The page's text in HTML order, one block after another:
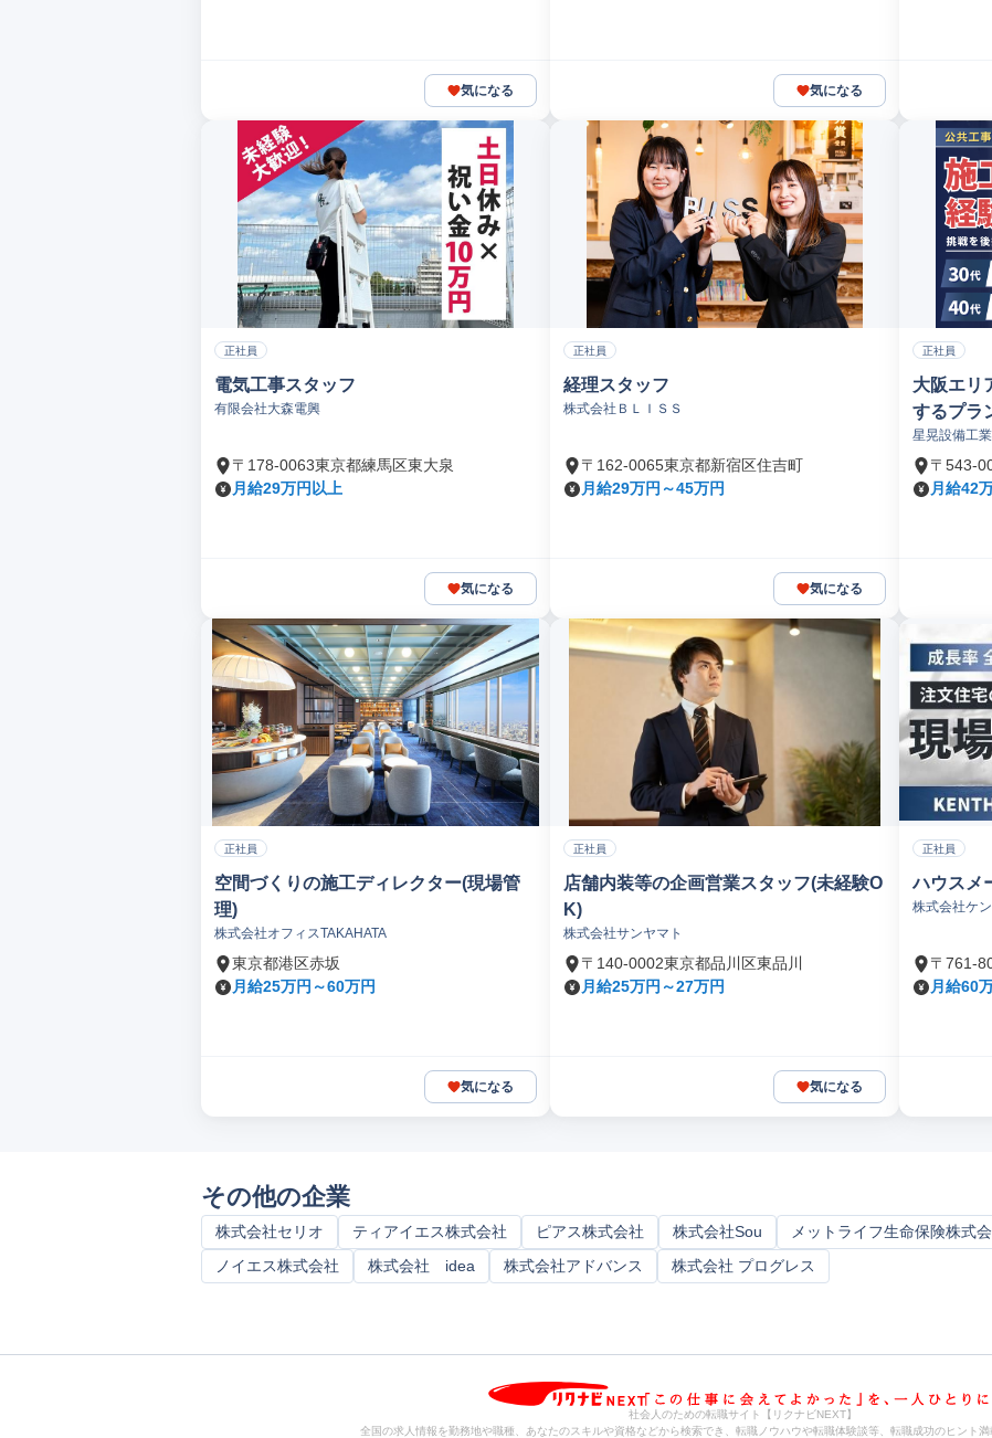
気になる 気になる
正社員
電気工事スタッフ
有限会社大森電興
〒178-0063東京都練馬区東大泉
月給29万円以上
気になる
正社員
経理スタッフ
株式会社ＢＬＩＳＳ
〒162-0065東京都新宿区住吉町
月給29万円～45万円
気になる
正社員
大阪エリ
するプラ
星晃設備工
〒543-
月給42
正社員
空間づくりの施工ディレクター(現場管
理)
株式会社オフィスTAKAHATA
東京都港区赤坂
月給25万円～60万円
気になる
正社員
店舗内装等の企画営業スタッフ(未経験O
K)
株式会社サンヤマト
〒140-0002東京都品川区東品川
月給25万円～27万円
気になる
正社員
ハウスメ
株式会社ケ
〒761-
月給60
その他の企業
株式会社セリオ ティアイエス株式会社 ピアス株式会社 株式会社Sou メットライフ生命保険株式
ノイエス株式会社
株式会社 idea 株式会社アドバンス 株式会社 プログレス
社会人のための転職サイト【リクナビNEXT】
全国の求人情報を勤務地や職種、あなたのスキルや資格などから検索でき、転職ノウハウや転職体験談等、転職成功のヒント満